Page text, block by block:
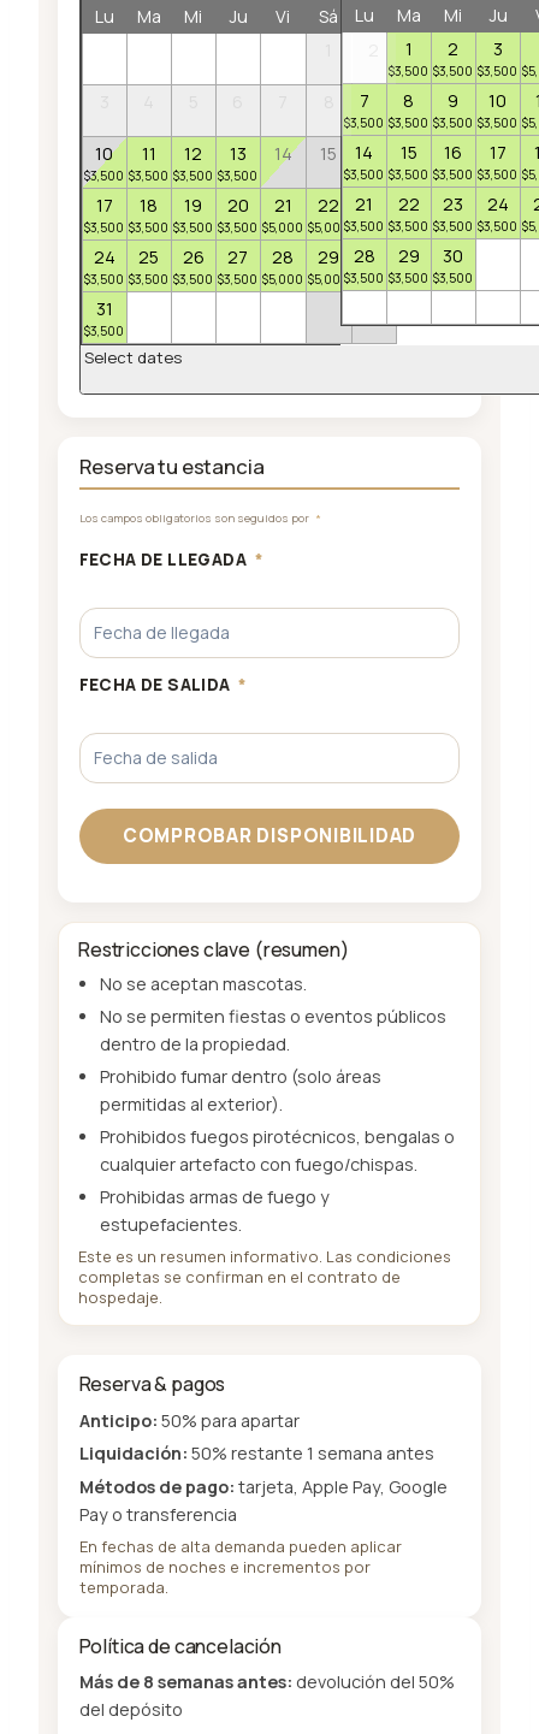
Lu Ma Mi Ju Vi Sá
Do
10
$3,500
11
$3,500
12
$3,500
13
$3,500
14 15 16
$3,500
17
$3,500
18
$3,500
19
$3,500
20
$3,500
21
$5,000
22
$5,000
23
$3,500
24
$3,500
25
$3,500
26
$3,500
27
$3,500
28
$5,000
29
$5,000
30
$3,500
31
$3,500
Lu
Ma Mi Ju
1
$3,500
2
$3,500
3
$3,500 $
7
$3,500
8
$3,500
9
$3,500
10
$3,500 $
14
$3,500
15
$3,500
16
$3,500
17
$3,500 $
21
$3,500
22
$3,500
23
$3,500
24
$3,500 $
28
$3,500
29
$3,500
30
$3,500
Select dates
Reserva tu estancia
Los campos obligatorios son seguidos por *
FECHA DE LLEGADA *
FECHA DE SALIDA *
Restricciones clave (resumen)
No se aceptan mascotas.
No se permiten fiestas o eventos públicos
dentro de la propiedad.
Prohibido fumar dentro (solo áreas
permitidas al exterior).
Prohibidos fuegos pirotécnicos, bengalas o
cualquier artefacto con fuego/chispas.
Prohibidas armas de fuego y
estupefacientes.
Este es un resumen informativo. Las condiciones
completas se confirman en el contrato de
hospedaje.
Reserva & pagos
Anticipo: 50% para apartar
Liquidación: 50% restante 1 semana antes
Métodos de pago: tarjeta, Apple Pay, Google
Pay o transferencia
En fechas de alta demanda pueden aplicar
mínimos de noches e incrementos por
temporada.
Política de cancelación
Más de 8 semanas antes: devolución del 50%
del depósito